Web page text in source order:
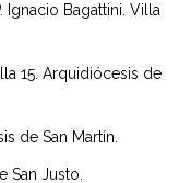
Ignacio Bagattini. Villa
15. Arquidiócesis de
de San Martín.
San Justo.